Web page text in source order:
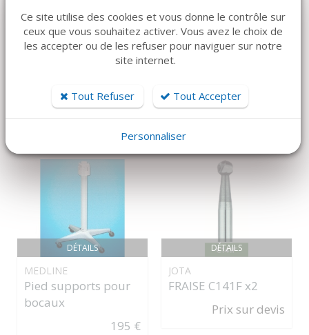
ARTICLES CONNEXES
produits plébiscités par nos clients
DÉTAILS
MEDLINE
Pied supports pour
bocaux
195 €
DÉTAILS
JOTA
FRAISE C141F x2
Prix sur devis
Ce site utilise des cookies et vous donne le contrôle sur
ceux que vous souhaitez activer. Vous avez le choix de
les accepter ou de les refuser pour naviguer sur notre
site internet.
Tout Refuser Tout Accepter
Personnaliser